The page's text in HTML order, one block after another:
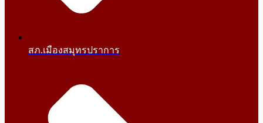
สภ.เมืองสมุทรปราการ